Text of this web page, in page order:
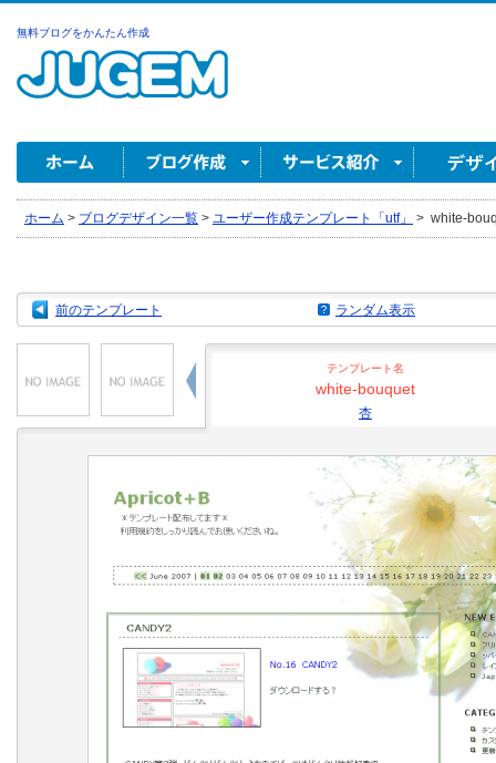
無料ブログをかんたん作成
ホーム > ブログデザイン一覧 > ユーザー作成テンプレート「utf」 > white-
前のテンプレート ランダム表示
テンプレート名
white-bouquet
杏